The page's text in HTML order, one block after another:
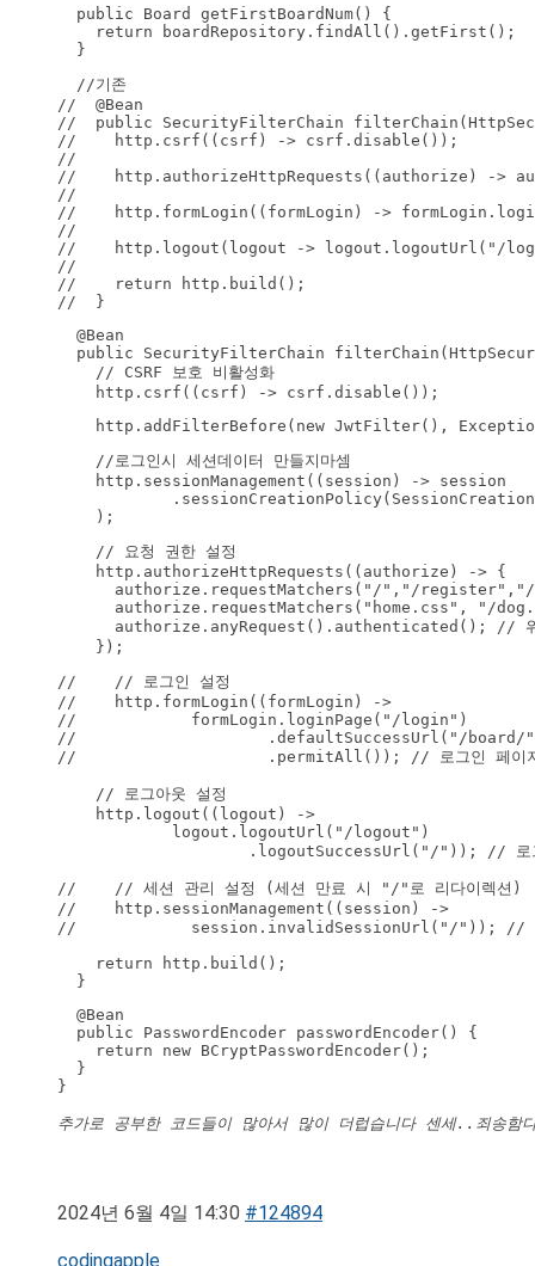
  public Board getFirstBoardNum() {
    return boardRepository.findAll().getFirst();
  }
  //기존
//  @Bean
//  public SecurityFilterChain
//    http.csrf((csrf) -> csrf.disable());
//
//    http.authorizeHttpRequests((authorize) ->
//
//    http.formLogin((formLogin) ->
//
//    http.logout(logout -> logout.logoutUrl("/
//
//    return http.build();
//  }
  @Bean
public SecurityFilterChain
    // CSRF 보호 비활성화
    http.csrf((csrf) -> csrf.disable());
http.addFilterBefore(new JwtFilter(),
    //로그인시 세션데이터 만들지마셈
    http.sessionManagement((session) -> session
    );
    // 요청 권한 설정
    http.authorizeHttpRequests((authorize) -> {
authorize.requestMatchers("/","/
authorize.requestMatchers("home.css", "/
authorize.anyRequest().authenticated(); // 위
    });
//    // 로그인 설정
//    http.formLogin((formLogin) ->
//            formLogin.loginPage("/login")
//                    .defaultSuccessUrl("/board/
//                    .permitAll()); // 로그인 페이지는 모
    // 로그아웃 설정
    http.logout((logout) ->
            logout.logoutUrl("/logout")
.logoutSuccessUrl("/")); // 로그
//    // 세션 관리 설정 (세션 만료 시 "/"로 리다이렉션)
//    http.sessionManagement((session) ->
//            session.invalidSessionUrl("/")); // 세션이
    return http.build();
  }
  @Bean
  public PasswordEncoder passwordEncoder() {
    return new BCryptPasswordEncoder();
  }
}
추가로 공부한 코드들이 많아서 많이 더럽습니다 센세..죄송함
2024년 6월 4일 14:30 #124894
codingapple